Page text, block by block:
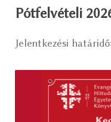
Pótfelvételi
Jelentkezési